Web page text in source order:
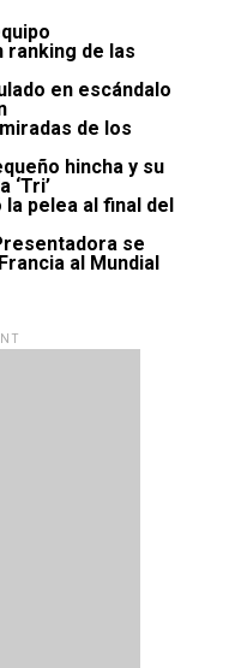
ranking de las
en escándalo
de los
hincha y su
‘Tri’
la pelea al final del
se
al Mundial